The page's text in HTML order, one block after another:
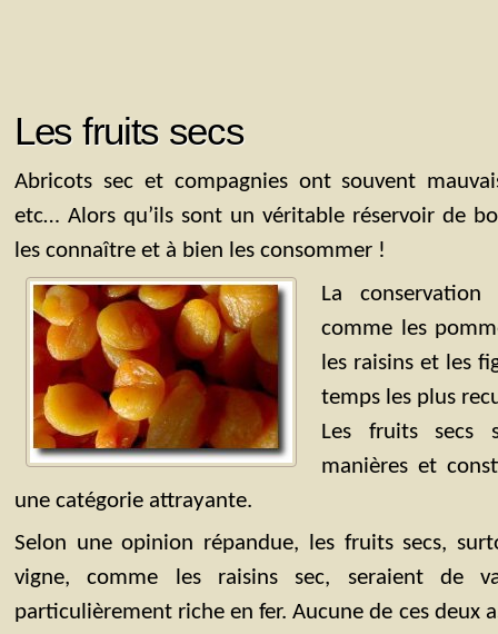
Les fruits secs
Abricots sec et compagnies ont souvent
etc… Alors qu’ils sont un véritable réservoir de
les connaître et à bien les consommer !
La
comme les
les raisins et les
temps les plus
Les fruits secs
manières et
une catégorie attrayante.
Selon une opinion répandue, les fruits secs,
vigne, comme les raisins sec, seraient de
particulièrement riche en fer. Aucune de ces deux